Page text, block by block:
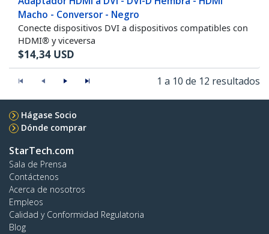
Macho - Conversor - Negro
Conecte dispositivos DVI a dispositivos compatibles con
HDMI® y viceversa
$14,34 USD
1 a 10 de 12 resultados
Hágase Socio
Dónde comprar
StarTech.com
Sala de Prensa
Contáctenos
Acerca de nosotros
Empleos
Calidad y Conformidad Regulatoria
Blog